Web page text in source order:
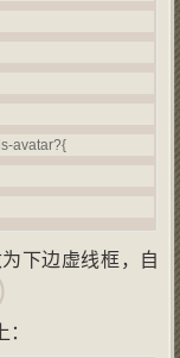
avatar?{
下边虚线框，自